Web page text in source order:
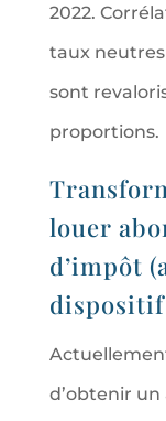
2022.
taux
sont
proportions.
louer
d’impôt
dispositif
d’obtenir